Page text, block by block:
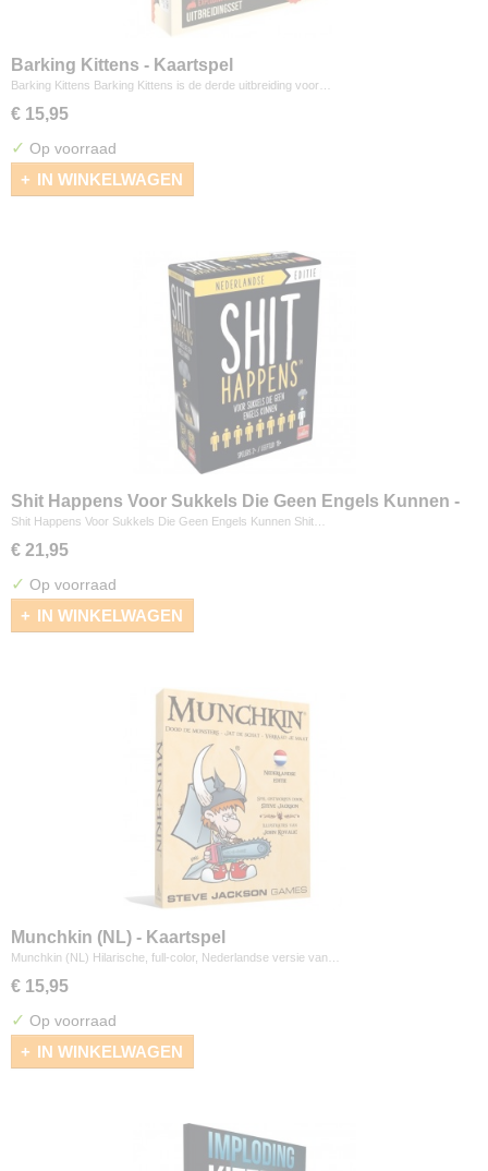
Barking Kittens - Kaartspel
Barking Kittens Barking Kittens is de derde uitbreiding voor…
€ 15,95
✓ Op voorraad
IN WINKELWAGEN
Shit Happens Voor Sukkels Die Geen Engels Kunnen -
Kaartspel
Shit Happens Voor Sukkels Die Geen Engels Kunnen Shit…
€ 21,95
✓ Op voorraad
IN WINKELWAGEN
Munchkin (NL) - Kaartspel
Munchkin (NL) Hilarische, full-color, Nederlandse versie van…
€ 15,95
✓ Op voorraad
IN WINKELWAGEN